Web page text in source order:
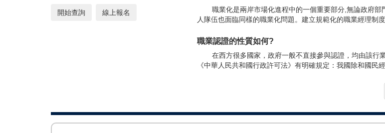
職業化是兩岸市場化進程中的一個重要部分,無論政府
人隊伍也面臨同樣的職業化問題。建立規範化的職業經理制
職業認證的性質如何?
在西方很多國家，政府一般不直接參與認證，均由該行
《中華人民共和國行政許可法》有明確規定：我國除和國民